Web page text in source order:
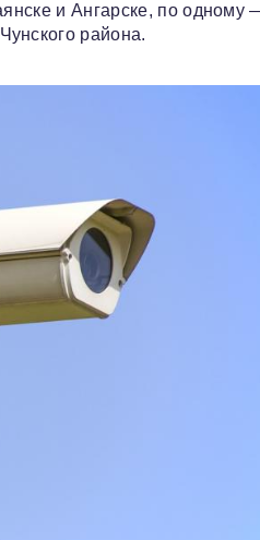
и Ангарске, по одному
района.